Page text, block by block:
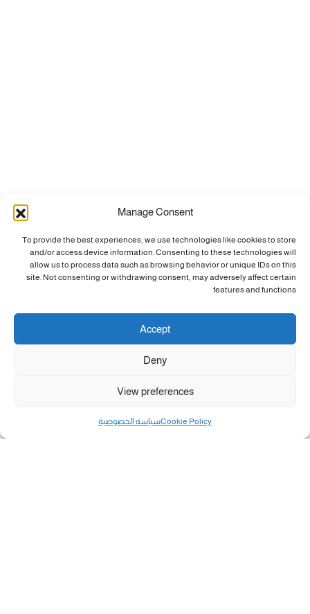
Manage Consent
To provide the best experiences, we use technologies like cookies to store
and/or access device information. Consenting to these technologies will
allow us to process data such as browsing behavior or unique IDs on this
site. Not consenting or withdrawing consent, may adversely affect certain
features and functions.
Accept
Deny
View preferences
Cookie Policyسياسة الخصوصية مال و أعمال